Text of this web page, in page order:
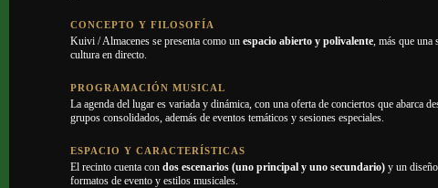
CONCEPTO Y FILOSOFÍA
Kuivi / Almacenes se presenta como unespacio abierto y polivalente, más que una
cultura en directo.
PROGRAMACIÓN MUSICAL
La agenda del lugar es variada y dinámica, con una oferta de conciertos que abarca
grupos consolidados, además de eventos temáticos y sesiones especiales.
ESPACIO Y CARACTERÍSTICAS
El recinto cuenta condos escenarios (uno principal y uno secundario) y un
formatos de evento y estilos musicales.